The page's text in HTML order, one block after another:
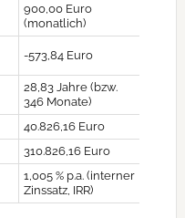
900,00 Euro
(monatlich)
-573,84 Euro
28,83 Jahre (bzw.
346 Monate)
40.826,16 Euro
310.826,16 Euro
1,005 % p.a. (interner
Zinssatz, IRR)